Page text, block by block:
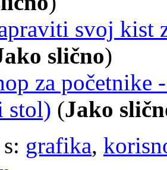
svoj kist
slično)
za
stol) (Jako
grafika,